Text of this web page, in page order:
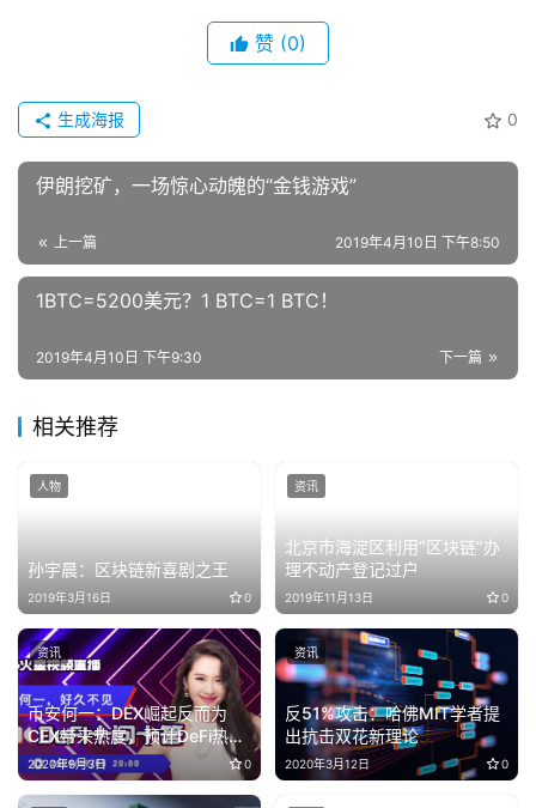
赞 (0)
0
生成海报
伊朗挖矿，一场惊心动魄的“金钱游戏”
上一篇 2019年4月10日 下午8:50
1BTC=5200美元？1 BTC=1 BTC！
下一篇
2019年4月10日 下午9:30
相关推荐
孙宇晨：区块链新喜剧之王
2019年3月16日 0
人物
北京市海淀区利用“区块链”办
理不动产登记过户
2019年11月13日 0
资讯
币安何一：DEX崛起反而为
CEX带来热度，预计DeFi热潮
持续时间不会超过2年
2020年9月3日 0
资讯
反51%攻击：哈佛MIT学者提
出抗击双花新理论
2020年3月12日 0
资讯